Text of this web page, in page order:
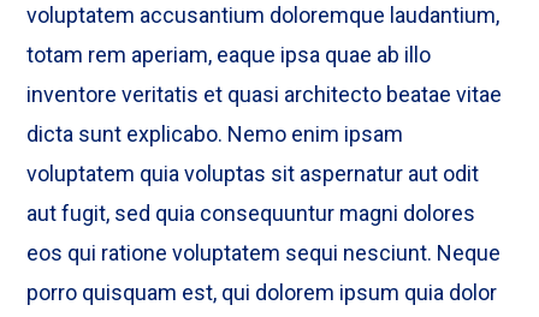
voluptatem accusantium doloremque laudantium,
totam rem aperiam, eaque ipsa quae ab illo
inventore veritatis et quasi architecto beatae vitae
dicta sunt explicabo. Nemo enim ipsam
voluptatem quia voluptas sit aspernatur aut odit
aut fugit, sed quia consequuntur magni dolores
eos qui ratione voluptatem sequi nesciunt. Neque
porro quisquam est, qui dolorem ipsum quia dolor